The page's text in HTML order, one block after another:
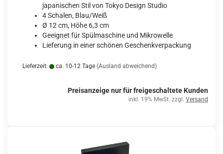
japanischen Stil von Tokyo Design Studio
4 Schalen, Blau/Weiß
Ø 12 cm, Höhe 6,3 cm
Geeignet für Spülmaschine und Mikrowelle
Lieferung in einer schönen Geschenkverpackung
Lieferzeit: ca. 10-12 Tage (Ausland abweichend)
Preisanzeige nur für freigeschaltete Kunden
inkl. 19% MwSt. zzgl. Versand